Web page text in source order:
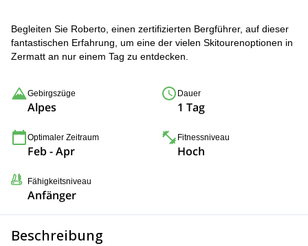
Begleiten Sie Roberto, einen zertifizierten Bergführer, auf dieser
fantastischen Erfahrung, um eine der vielen Skitourenoptionen in
Zermatt an nur einem Tag zu entdecken.
Gebirgszüge
Alpes
Dauer
1 Tag
Optimaler Zeitraum
Feb - Apr
Fitnessniveau
Hoch
Fähigkeitsniveau
Anfänger
Beschreibung